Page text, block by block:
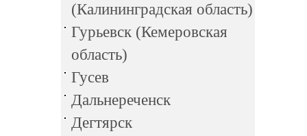
(Калининградская область)
Гурьевск (Кемеровская
область)
Гусев
Дальнереченск
Дегтярск